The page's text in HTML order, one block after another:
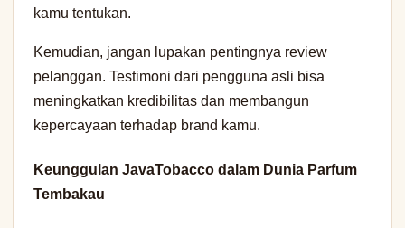
kamu tentukan.
Kemudian, jangan lupakan pentingnya review
pelanggan. Testimoni dari pengguna asli bisa
meningkatkan kredibilitas dan membangun
kepercayaan terhadap brand kamu.
Keunggulan JavaTobacco dalam Dunia Parfum
Tembakau